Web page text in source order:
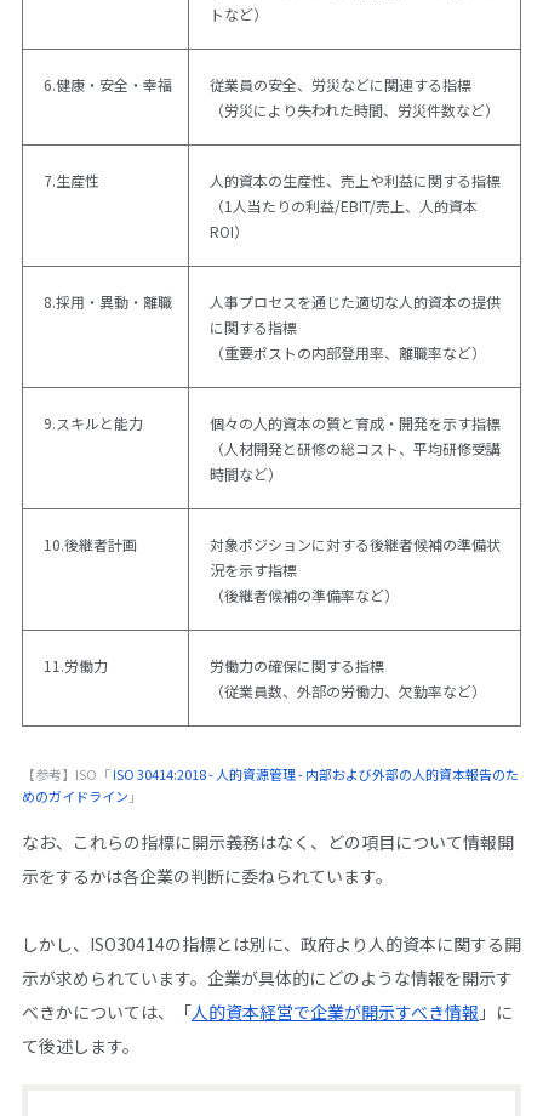
トなど）
6.健康・安全・幸福
従業員の安全、労災などに関連する指標
（労災により失われた時間、労災件数など）
7.生産性
人的資本の生産性、売上や利益に関する指標
（1人当たりの利益/EBIT/売上、人的資本
ROI）
8.採用・異動・離職
人事プロセスを通じた適切な人的資本の提供
に関する指標
（重要ポストの内部登用率、離職率など）
9.スキルと能力
個々の人的資本の質と育成・開発を示す指標
（人材開発と研修の総コスト、平均研修受講
時間など）
10.後継者計画
対象ポジションに対する後継者候補の準備状
況を示す指標
（後継者候補の準備率など）
11.労働力
労働力の確保に関する指標
（従業員数、外部の労働力、欠勤率など）
【参考】ISO「ISO 30414:2018 - 人的資源管理 - 内部および外部の人的資本報告のた
めのガイドライン 」
なお、これらの指標に開示義務はなく、どの項目について情報開
示をするかは各企業の判断に委ねられています。
しかし、ISO30414の指標とは別に、政府より人的資本に関する開
示が求められています。企業が具体的にどのような情報を開示す
べきかについては、「人的資本経営で企業が開示すべき情報 」に
て後述します。